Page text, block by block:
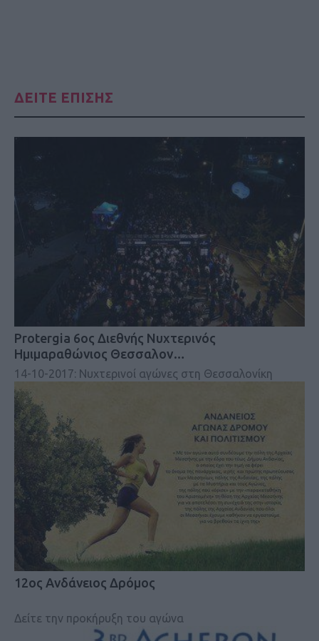
ΔΕΙΤΕ ΕΠΙΣΗΣ
Protergia 6ος Διεθνής Νυχτερινός
Ημιμαραθώνιος Θεσσαλον…
14-10-2017: Νυχτερινοί αγώνες στη Θεσσαλονίκη
12ος Ανδάνειος Δρόμος
Δείτε την προκήρυξη του αγώνα